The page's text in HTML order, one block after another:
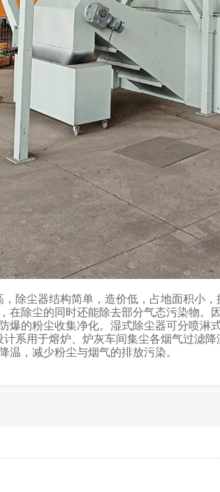
除尘器结构简单，造价低，占地面积小
在除尘的同时还能除去部分气态污染物。
爆的粉尘收集净化。湿式除尘器可分喷淋
系用于熔炉、炉灰车间集尘各烟气过滤
温，减少粉尘与烟气的排放污染。